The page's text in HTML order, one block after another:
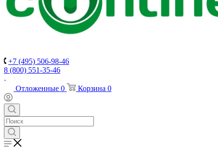
+7 (495) 506-98-46
8 (800) 551-35-46
Отложенные 0 Корзина 0